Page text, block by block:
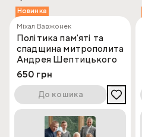
Новинка
Міхал Вавжонек
Політика пам'яті та
спадщина митрополита
Андрея Шептицького
650 грн
До кошика